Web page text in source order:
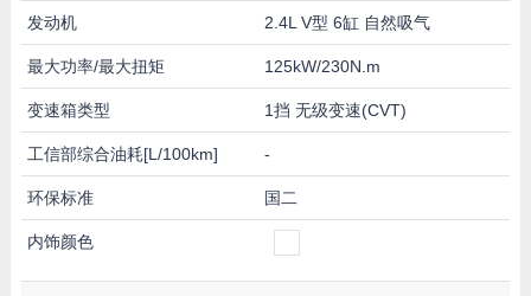
发动机 2.4L V型 6缸 自然吸气
最大功率/最大扭矩 125kW/230N.m
变速箱类型 1挡 无级变速(CVT)
工信部综合油耗[L/100km] -
环保标准 国二
内饰颜色